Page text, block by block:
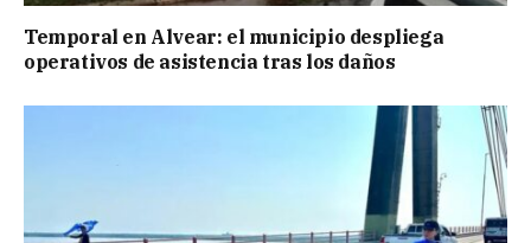
Temporal en Alvear: el municipio despliega
operativos de asistencia tras los daños